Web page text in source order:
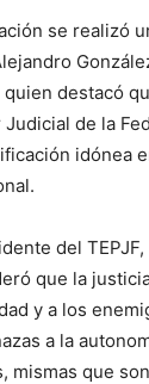
se realizó
destacó
de la
idónea
del
que la
y a los
a la
mismas que